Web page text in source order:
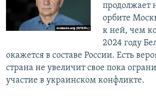
продолжает
орбите
к ней, чем
2024 году
окажется в составе России. Есть
страна не увеличит свое пока
участие в украинском конфликте.